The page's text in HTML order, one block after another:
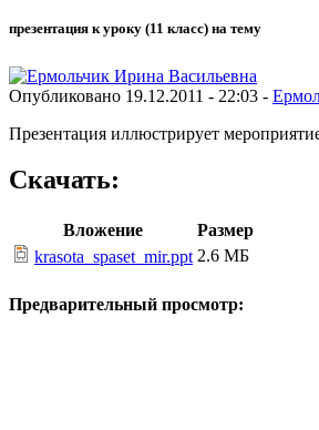
презентация к уроку (11 класс) на тему
Опубликовано 19.12.2011 - 22:03 -
Презентация иллюстрирует
Скачать:
Вложение
Размер
krasota_spaset_mir.ppt 2.6 МБ
Предварительный просмотр: